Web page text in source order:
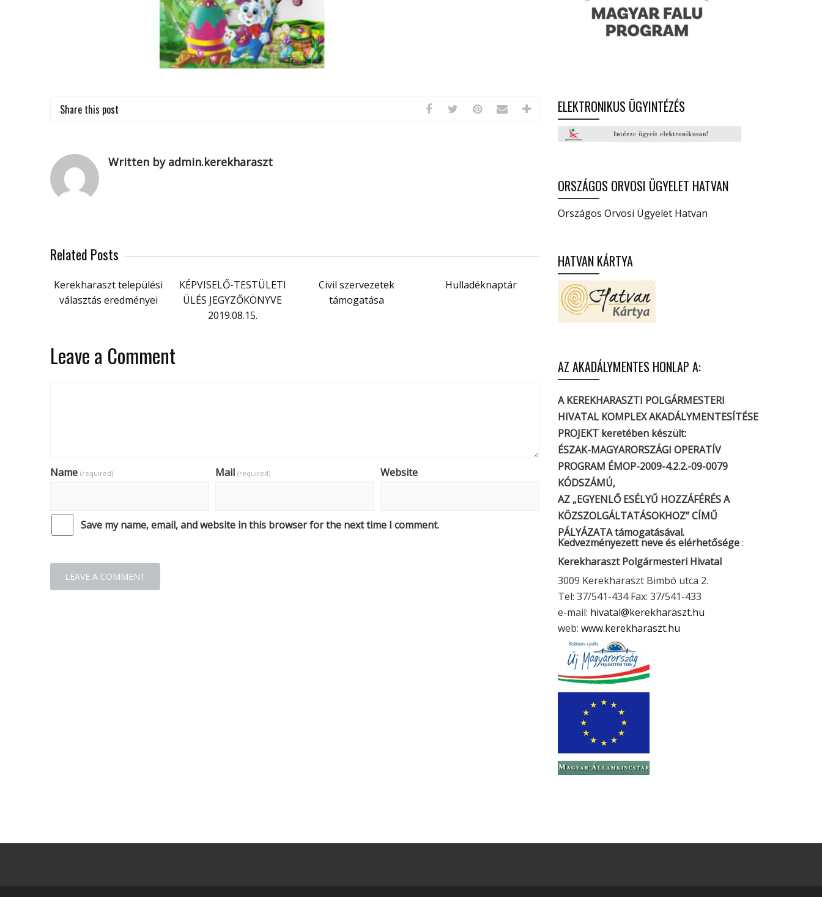
Share this post
Written by admin.kerekharaszt
Related Posts
Kerekharaszt települési
választás eredményei
KÉPVISELŐ-TESTÜLETI
ÜLÉS JEGYZŐKÖNYVE
2019.08.15.
Civil szervezetek
támogatása
Hulladéknaptár
Leave a Comment
Name (required) Mail (required) Website
Save my name, email, and website in this browser for the next time I comment.
ELEKTRONIKUS ÜGYINTÉZÉS
ORSZÁGOS ORVOSI ÜGYELET HATVAN
Országos Orvosi Ügyelet Hatvan
HATVAN KÁRTYA
AZ AKADÁLYMENTES HONLAP A:
A KEREKHARASZTI POLGÁRMESTERI
HIVATAL KOMPLEX AKADÁLYMENTESÍTÉSE
PROJEKT keretében készült:
ÉSZAK-MAGYARORSZÁGI OPERATÍV
PROGRAM ÉMOP-2009-4.2.2.-09-0079
KÓDSZÁMÚ,
AZ „EGYENLŐ ESÉLYŰ HOZZÁFÉRÉS A
KÖZSZOLGÁLTATÁSOKHOZ” CÍMŰ
PÁLYÁZATA támogatásával.
Kedvezményezett neve és elérhetősége:
Kerekharaszt Polgármesteri Hivatal
3009 Kerekharaszt Bimbó utca 2.
Tel: 37/541-434 Fax: 37/541-433
e-mail: hivatal@kerekharaszt.hu
web: www.kerekharaszt.hu